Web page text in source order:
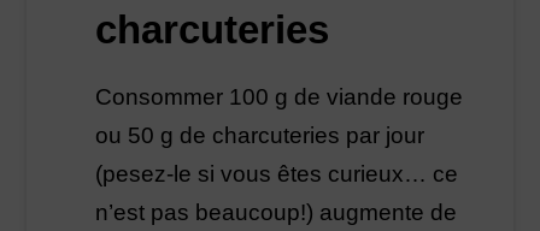
charcuteries
Consommer 100 g de viande rouge
ou 50 g de charcuteries par jour
(pesez-le si vous êtes curieux… ce
n’est pas beaucoup!) augmente de